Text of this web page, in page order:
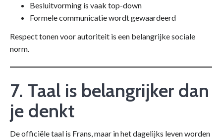
Besluitvorming is vaak top-down
Formele communicatie wordt gewaardeerd
Respect tonen voor autoriteit is een belangrijke sociale
norm.
7. Taal is belangrijker dan
je denkt
De officiële taal is Frans, maar in het dagelijks leven worden